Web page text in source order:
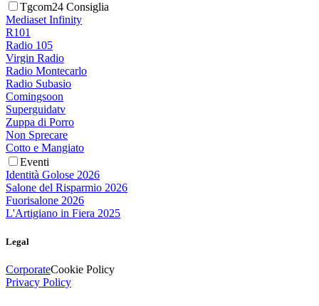
Tgcom24 Consiglia
Mediaset Infinity
R101
Radio 105
Virgin Radio
Radio Montecarlo
Radio Subasio
Comingsoon
Superguidatv
Zuppa di Porro
Non Sprecare
Cotto e Mangiato
Eventi
Identità Golose 2026
Salone del Risparmio 2026
Fuorisalone 2026
L'Artigiano in Fiera 2025
Legal
CorporateCookie Policy
Privacy Policy